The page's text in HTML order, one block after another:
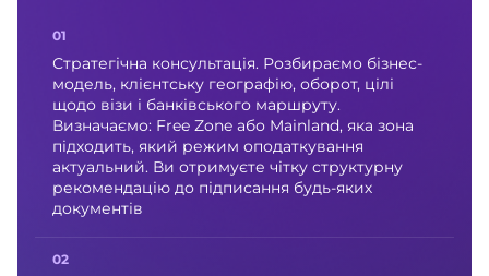
Стратегічна консультація. Розбираємо бізнес-
модель, клієнтську географію, оборот, цілі
щодо візи і банківського маршруту.
Визначаємо: Free Zone або Mainland, яка зона
підходить, який режим оподаткування
актуальний. Ви отримуєте чітку структурну
рекомендацію до підписання будь-яких
документів